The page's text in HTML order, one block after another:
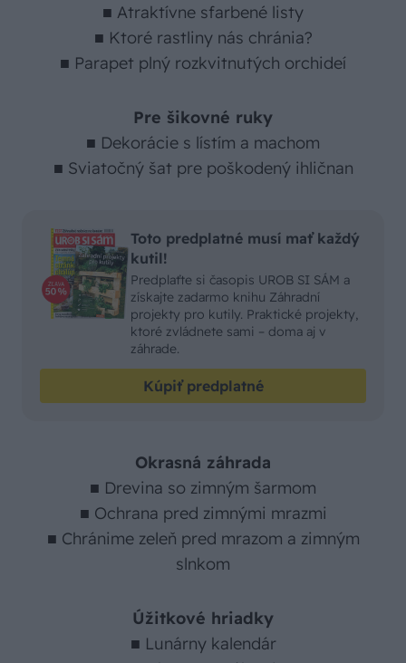
■ Atraktívne sfarbené listy
■ Ktoré rastliny nás chránia?
■ Parapet plný rozkvitnutých orchideí
Pre šikovné ruky
■ Dekorácie s lístím a machom
■ Sviatočný šat pre poškodený ihličnan
Toto predplatné musí mať každý
kutil!
Predplaťte si časopis UROB SI SÁM a
získajte zadarmo knihu Záhradní
projekty pro kutily. Praktické projekty,
ktoré zvládnete sami – doma aj v
záhrade.
Kúpiť predplatné
Okrasná záhrada
■ Drevina so zimným šarmom
■ Ochrana pred zimnými mrazmi
■ Chránime zeleň pred mrazom a zimným
slnkom
Úžitkové hriadky
■ Lunárny kalendár